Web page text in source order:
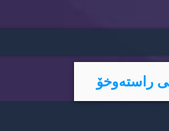
راسته‌وخۆ